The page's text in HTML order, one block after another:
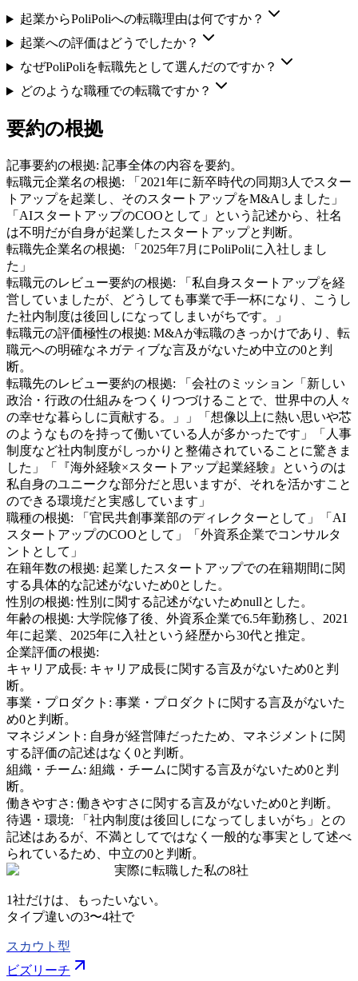
起業からPoliPoliへの転職理由は何ですか？
起業への評価はどうでしたか？
なぜPoliPoliを転職先として選んだのですか？
どのような職種での転職ですか？
要約の根拠
記事要約の根拠: 記事全体の内容を要約。
転職元企業名の根拠:
「2021年に新卒時代の同期3人でスター
トアップを起業し、そのスタートアップをM&Aしました」
「AIスタートアップのCOOとして」という記述から、社名
は不明だが自身が起業したスタートアップと判断。
転職先企業名の根拠:
「2025年7月にPoliPoliに入社しまし
た」
転職元のレビュー要約の根拠:
「私自身スタートアップを経
営していましたが、どうしても事業で手一杯になり、こうし
た社内制度は後回しになってしまいがちです。」
転職元の評価極性の根拠: M&Aが転職のきっかけであり、転
職元への明確なネガティブな言及がないため中立の0と判
断。
転職先のレビュー要約の根拠:
「会社のミッション「新しい
政治・行政の仕組みをつくりつづけることで、世界中の人々
の幸せな暮らしに貢献する。」」「想像以上に熱い思いや芯
のようなものを持って働いている人が多かったです」「人事
制度など社内制度がしっかりと整備されていることに驚きま
した」「『海外経験×スタートアップ起業経験』というのは
私自身のユニークな部分だと思いますが、それを活かすこと
のできる環境だと実感しています」
職種の根拠:
「官民共創事業部のディレクターとして」「AI
スタートアップのCOOとして」「外資系企業でコンサルタ
ントとして」
在籍年数の根拠: 起業したスタートアップでの在籍期間に関
する具体的な記述がないため0とした。
性別の根拠:性別に関する記述がないためnullとした。
年齢の根拠: 大学院修了後、外資系企業で6.5年勤務し、2021
年に起業、2025年に入社という経歴から30代と推定。
企業評価の根拠:
キャリア成長: キャリア成長に関する言及がないため0と判
断。
事業・プロダクト : 事業・プロダクトに関する言及がないた
め0と判断。
マネジメント : 自身が経営陣だったため、マネジメントに関
する評価の記述はなく0と判断。
組織・チーム: 組織・チームに関する言及がないため0と判
断。
働きやすさ : 働きやすさに関する言及がないため0と判断。
待遇・環境:
「社内制度は後回しになってしまいがち」との
記述はあるが、不満としてではなく一般的な事実として述べ
られているため、中立の0と判断。
実際に転職した私の8社
1社だけは、もったいない。
タイプ違いの3〜4社で
スカウト型
ビズリーチ